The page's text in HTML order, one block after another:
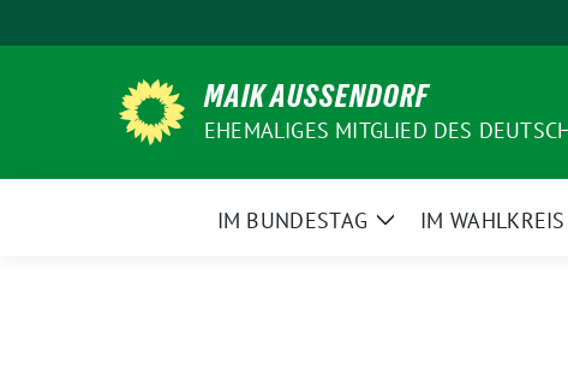
zum
MAIK AUSSENDORF
EHEMALIGES MITGLIED DES
IM BUNDESTAG
ZeigeIM WAHLKREIS